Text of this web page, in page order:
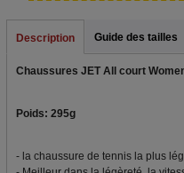
Description Guide des tailles
Chaussures JET All court
Poids: 295g
- la chaussure de tennis la plus